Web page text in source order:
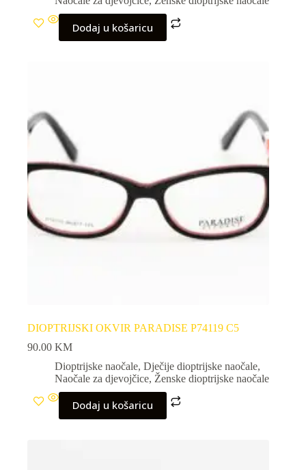
Dodaj u košaricu
DIOPTRIJSKI OKVIR PARADISE P74119 C5
90.00 KM
Dioptrijske naočale, Dječije dioptrijske naočale,
Naočale za djevojčice, Ženske dioptrijske naočale
Dodaj u košaricu